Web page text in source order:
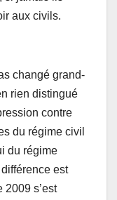
aux civils.
changé grand-
rien distingué
contre
du régime civil
du régime
est
2009 s’est